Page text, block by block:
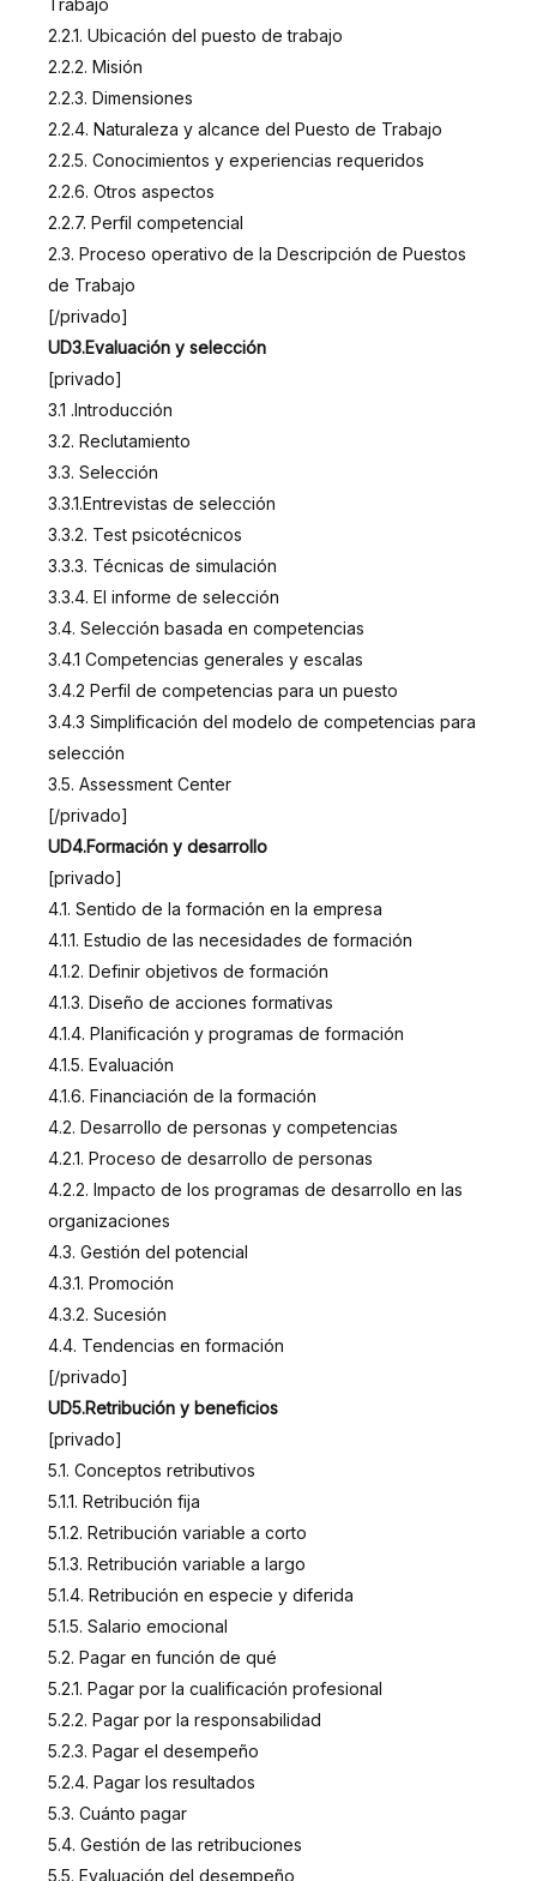
Trabajo
2.2.1. Ubicación del puesto de trabajo
2.2.2. Misión
2.2.3. Dimensiones
2.2.4. Naturaleza y alcance del Puesto de Trabajo
2.2.5. Conocimientos y experiencias requeridos
2.2.6. Otros aspectos
2.2.7. Perfil competencial
2.3. Proceso operativo de la Descripción de Puestos
de Trabajo
[/privado]
UD3.Evaluación y selección
[privado]
3.1 .Introducción
3.2. Reclutamiento
3.3. Selección
3.3.1.Entrevistas de selección
3.3.2. Test psicotécnicos
3.3.3. Técnicas de simulación
3.3.4. El informe de selección
3.4. Selección basada en competencias
3.4.1 Competencias generales y escalas
3.4.2 Perfil de competencias para un puesto
3.4.3 Simplificación del modelo de competencias para
selección
3.5. Assessment Center
[/privado]
UD4.Formación y desarrollo
[privado]
4.1. Sentido de la formación en la empresa
4.1.1. Estudio de las necesidades de formación
4.1.2. Definir objetivos de formación
4.1.3. Diseño de acciones formativas
4.1.4. Planificación y programas de formación
4.1.5. Evaluación
4.1.6. Financiación de la formación
4.2. Desarrollo de personas y competencias
4.2.1. Proceso de desarrollo de personas
4.2.2. Impacto de los programas de desarrollo en las
organizaciones
4.3. Gestión del potencial
4.3.1. Promoción
4.3.2. Sucesión
4.4. Tendencias en formación
[/privado]
UD5.Retribución y beneficios
[privado]
5.1. Conceptos retributivos
5.1.1. Retribución fija
5.1.2. Retribución variable a corto
5.1.3. Retribución variable a largo
5.1.4. Retribución en especie y diferida
5.1.5. Salario emocional
5.2. Pagar en función de qué
5.2.1. Pagar por la cualificación profesional
5.2.2. Pagar por la responsabilidad
5.2.3. Pagar el desempeño
5.2.4. Pagar los resultados
5.3. Cuánto pagar
5.4. Gestión de las retribuciones
5.5. Evaluación del desempeño